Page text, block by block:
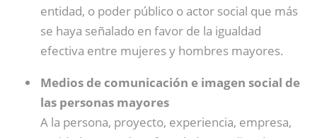
entidad, o poder público o actor social que más
se haya señalado en favor de la igualdad
efectiva entre mujeres y hombres mayores.
Medios de comunicación e imagen social de
las personas mayores
A la persona, proyecto, experiencia, empresa,